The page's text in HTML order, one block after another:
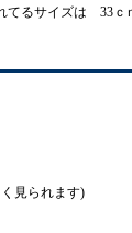
てるサイズは 33ｃ
見られます)